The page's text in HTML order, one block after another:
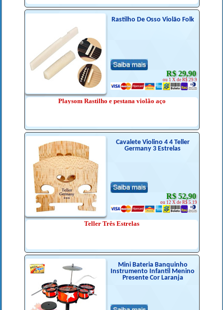
Rastilho De Osso Violão Folk
R$ 29,90
ou 1 X de R$ 29.9
Playsom Rastilho e pestana violão aço
Cavalete Violino 4 4 Teller
Germany 3 Estrelas
R$ 52,90
ou 12 X de R$ 5.19
Teller Três Estrelas
Mini Bateria Banquinho
Instrumento Infantil Menino
Presente Cor Laranja